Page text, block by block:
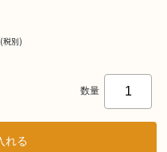
(税別)
数量